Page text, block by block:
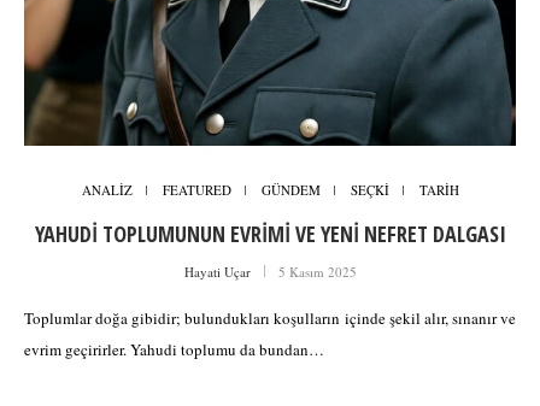
ANALİZ FEATURED GÜNDEM SEÇKİ TARİH
YAHUDİ TOPLUMUNUN EVRİMİ VE YENİ NEFRET DALGASI
Hayati Uçar 5 Kasım 2025
Toplumlar doğa gibidir; bulundukları koşulların içinde şekil alır, sınanır ve
evrim geçirirler. Yahudi toplumu da bundan…